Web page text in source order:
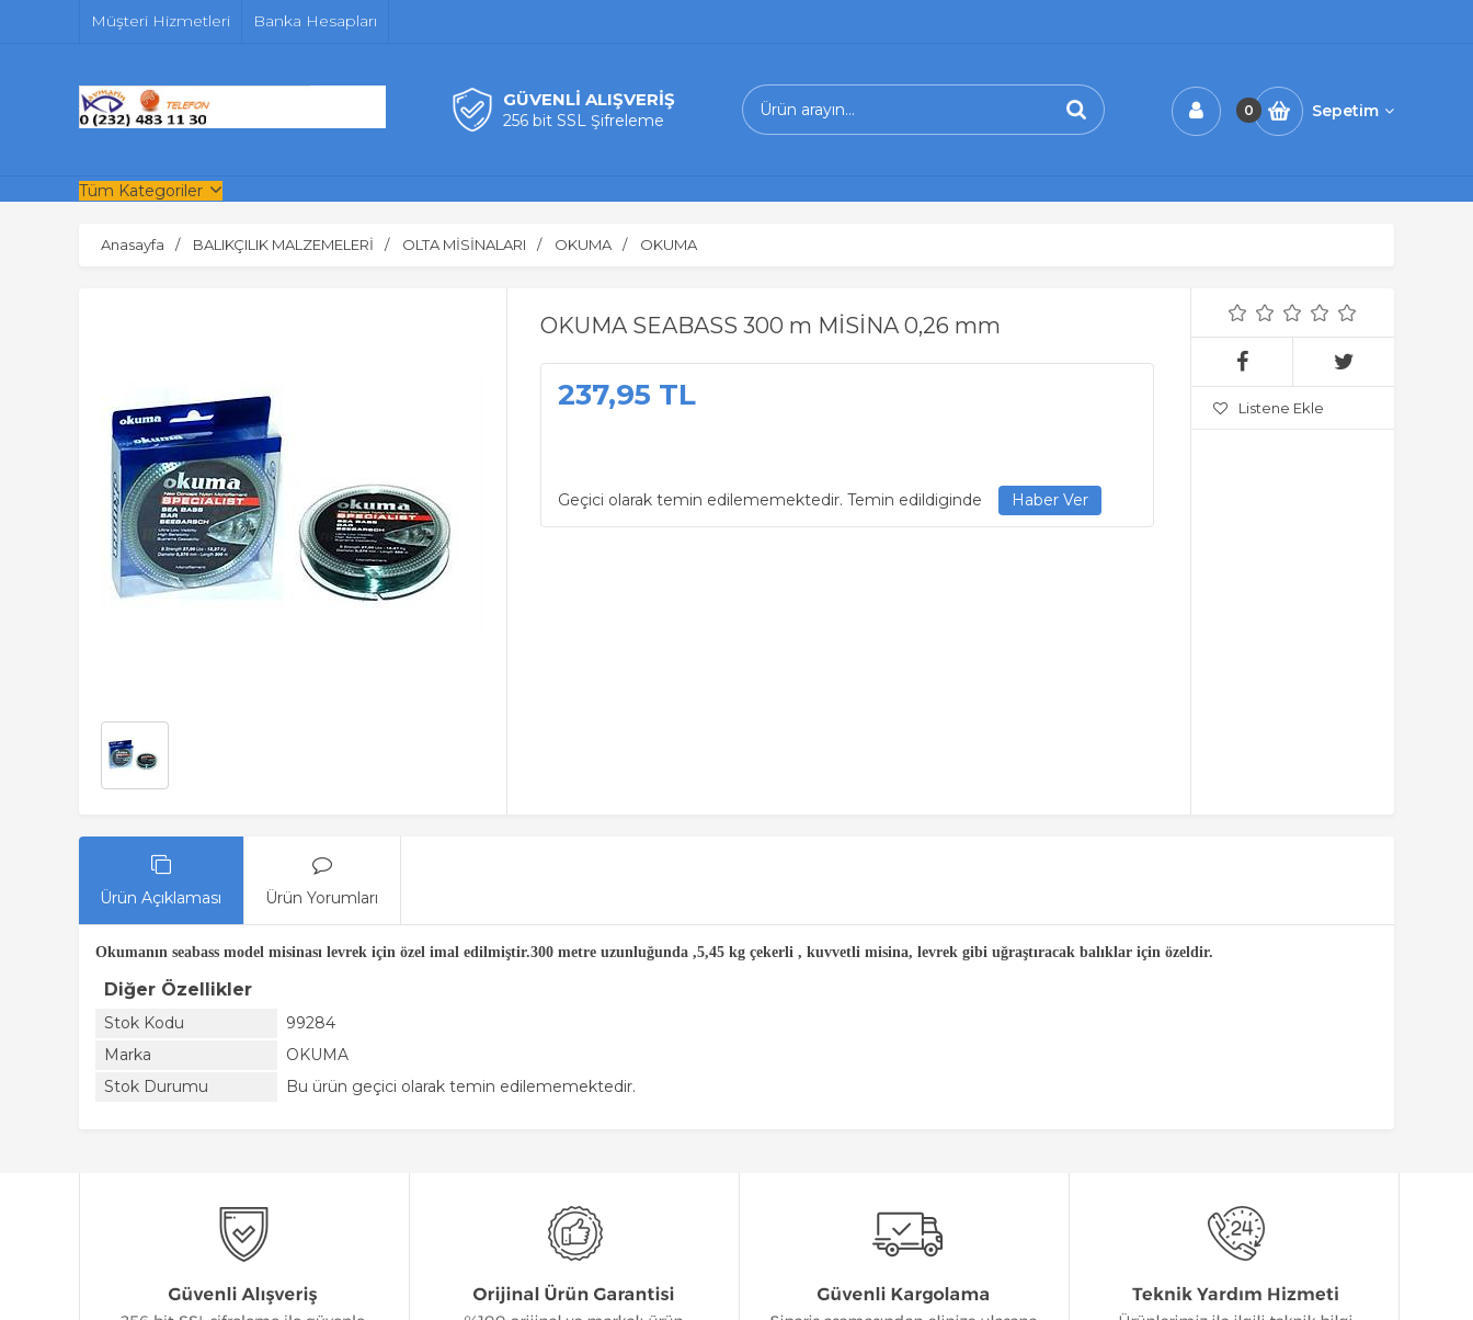
Müşteri Hizmetleri Banka Hesapları
GÜVENLİ ALIŞVERİŞ
256 bit SSL Şifreleme
0 Sepetim
Tüm Kategoriler
Anasayfa BALIKÇILIK MALZEMELERİ OLTA MİSİNALARI OKUMA OKUMA
OKUMA SEABASS 300 m MİSİNA 0,26 mm
237,95 TL
Geçici olarak temin edilememektedir. Temin edildiginde
Listene Ekle
Ürün Açıklaması Ürün Yorumları
Okumanın seabass model misinası levrek için özel imal edilmiştir.300 metre uzunluğunda ,5,45 kg çekerli , kuvvetli misina, levrek gibi uğraştıracak balıklar için özeldir.
Diğer Özellikler
Stok Kodu
99284
Marka
OKUMA
Stok Durumu
Bu ürün geçici olarak temin edilememektedir.